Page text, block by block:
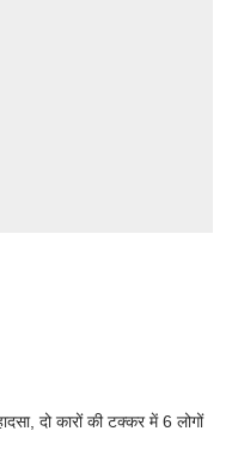
दो कारों की टक्कर में 6 लोगों